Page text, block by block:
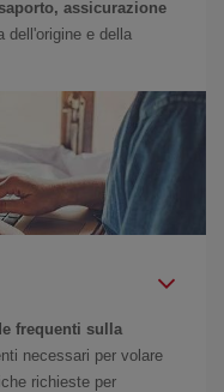
assicurazione
dell'origine e della
frequenti sulla
necessari per volare
richieste per